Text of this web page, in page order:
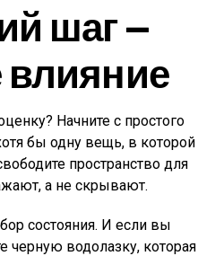
шаг —
Начните с простого
бы одну вещь, в которой
пространство для
а не скрывают.
состояния. И если вы
черную водолазку, которая